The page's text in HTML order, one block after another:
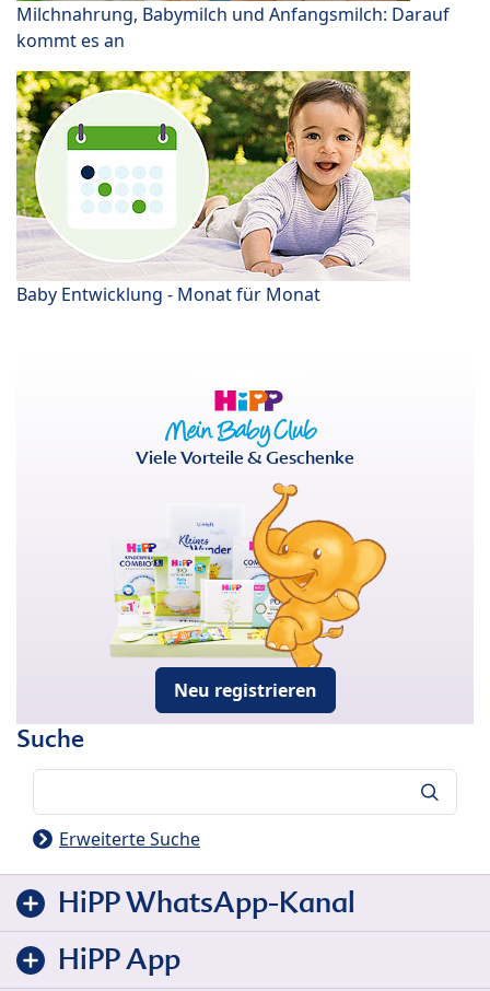
Milchnahrung, Babymilch und Anfangsmilch: Darauf
kommt es an
Baby Entwicklung - Monat für Monat
Viele Vorteile & Geschenke
Neu registrieren
Suche
Erweiterte Suche
HiPP WhatsApp-Kanal
HiPP App